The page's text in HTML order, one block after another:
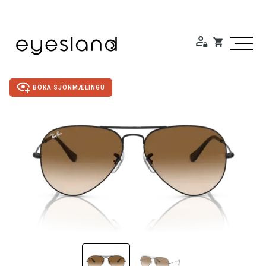
Duty Free
Gleraugu
Sólgleraugu
Skjá- lesgleraugu
BÓKA SJÓNMÆLINGU